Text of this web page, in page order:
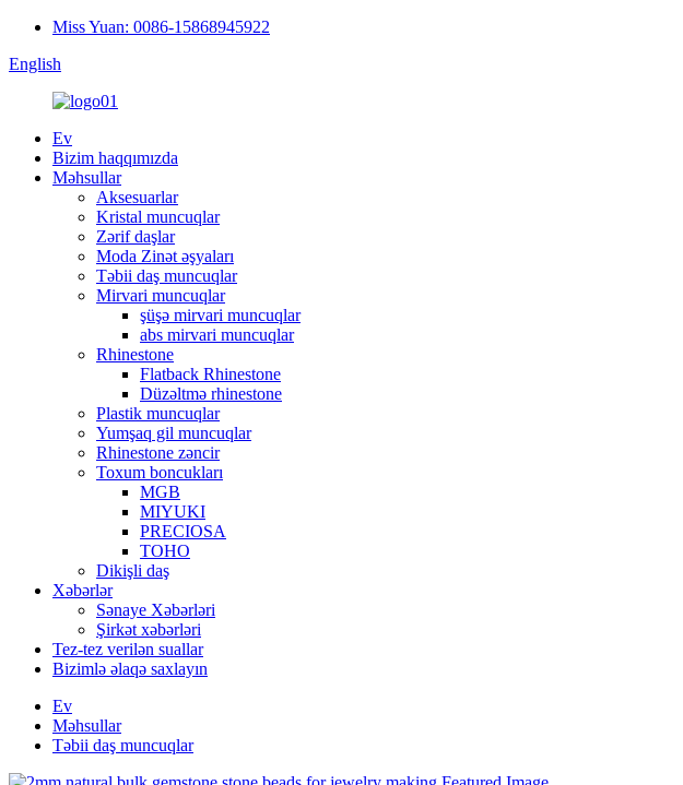
Miss Yuan: 0086-15868945922
English
Ev
Bizim haqqımızda
Məhsullar
Aksesuarlar
Kristal muncuqlar
Zərif daşlar
Moda Zinət əşyaları
Təbii daş muncuqlar
Mirvari muncuqlar
şüşə mirvari muncuqlar
abs mirvari muncuqlar
Rhinestone
Flatback Rhinestone
Düzəltmə rhinestone
Plastik muncuqlar
Yumşaq gil muncuqlar
Rhinestone zəncir
Toxum boncukları
MGB
MIYUKI
PRECIOSA
TOHO
Dikişli daş
Xəbərlər
Sənaye Xəbərləri
Şirkət xəbərləri
Tez-tez verilən suallar
Bizimlə əlaqə saxlayın
Ev
Məhsullar
Təbii daş muncuqlar